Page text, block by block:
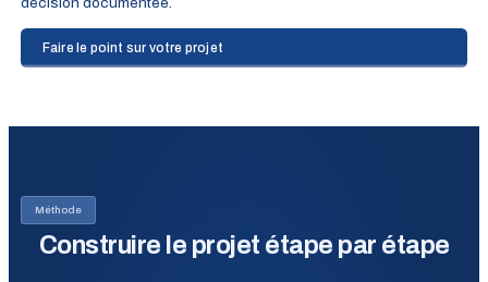
Faire le point sur votre projet
Méthode
Construire le projet étape par étape